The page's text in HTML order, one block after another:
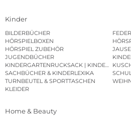
Kinder
BILDERBÜCHER
HÖRSPIELBOXEN
HÖRSPIEL ZUBEHÖR
JUGENDBÜCHER
KINDERGARTENRUCKSACK |
SACHBÜCHER & KINDERLEXIKA
TURNBEUTEL & SPORTTASCHEN
KLEIDER
Home & Beauty